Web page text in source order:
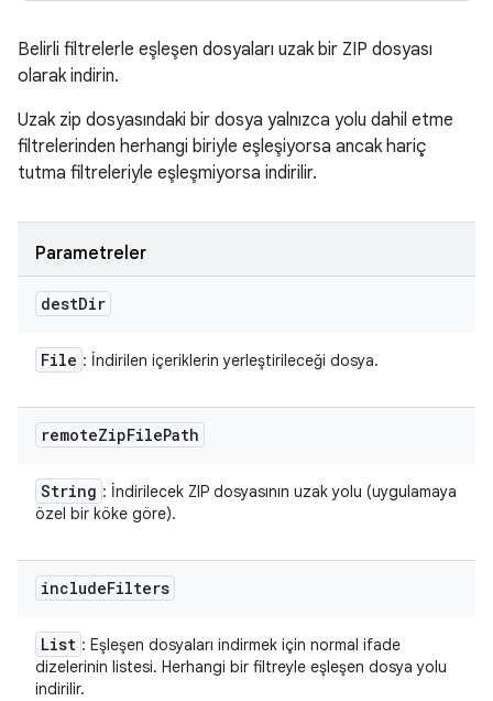
Belirli filtrelerle eşleşen dosyaları uzak bir ZIP dosyası
olarak indirin.
Uzak zip dosyasındaki bir dosya yalnızca yolu dahil etme
filtrelerinden herhangi biriyle eşleşiyorsa ancak hariç
tutma filtreleriyle eşleşmiyorsa indirilir.
Parametreler
destDir
File : İndirilen içeriklerin yerleştirileceği dosya.
remoteZipFilePath
String : İndirilecek ZIP dosyasının uzak yolu (uygulamaya
özel bir köke göre).
includeFilters
List : Eşleşen dosyaları indirmek için normal ifade
dizelerinin listesi. Herhangi bir filtreyle eşleşen dosya yolu
indirilir.